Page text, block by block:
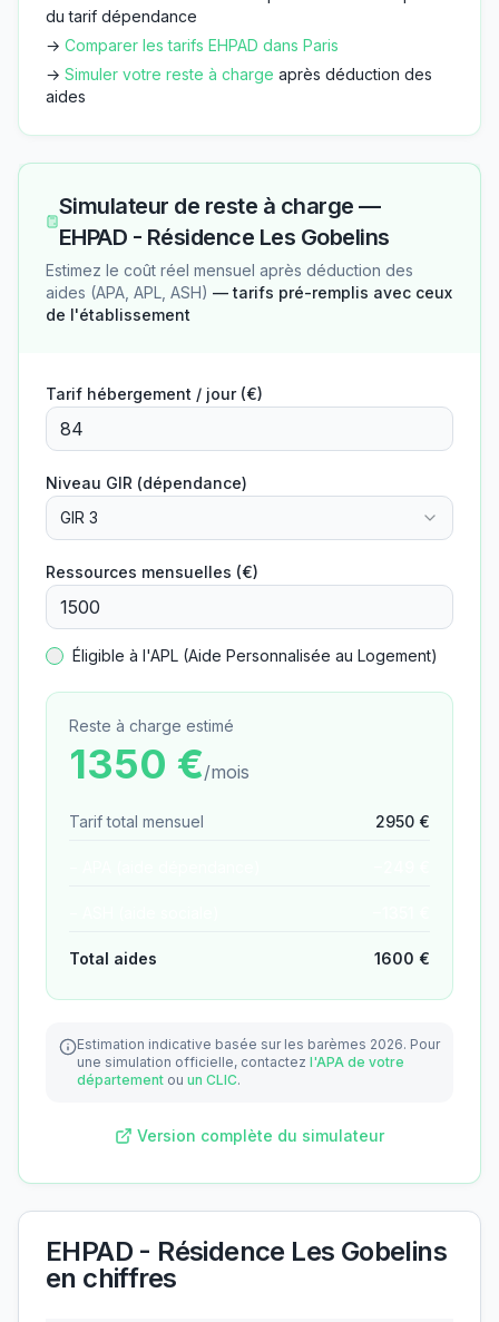
du tarif dépendance
→ Comparer les tarifs EHPAD dans Paris
→ Simuler votre reste à charge après déduction des
aides
Simulateur de reste à charge —
EHPAD - Résidence Les Gobelins
Estimez le coût réel mensuel après déduction des
aides (APA, APL, ASH) — tarifs pré-remplis avec ceux
de l'établissement
Tarif hébergement / jour (€)
Niveau GIR (dépendance)
GIR 3
Ressources mensuelles (€)
Éligible à l'APL (Aide Personnalisée au Logement)
Reste à charge estimé
1350 €/mois
Tarif total mensuel 2950 €
Total aides 1600 €
Estimation indicative basée sur les barèmes 2026. Pour
une simulation officielle, contactez l'APA de votre
département ou un CLIC.
Version complète du simulateur
EHPAD - Résidence Les Gobelins
en chiffres